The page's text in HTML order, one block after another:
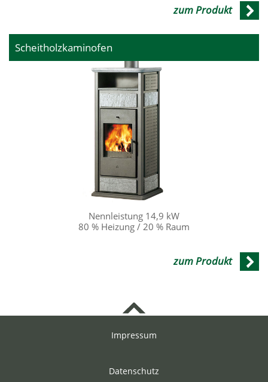
zum Produkt
Scheitholzkaminofen
Nennleistung 14,9 kW
80 % Heizung / 20 % Raum
zum Produkt
Impressum
Datenschutz